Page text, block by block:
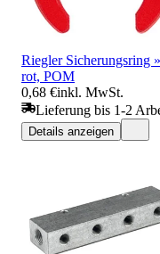
Riegler Sicherungsring
rot, POM
0,68 €inkl. MwSt.
Lieferung bis 1-2
Details anzeigen